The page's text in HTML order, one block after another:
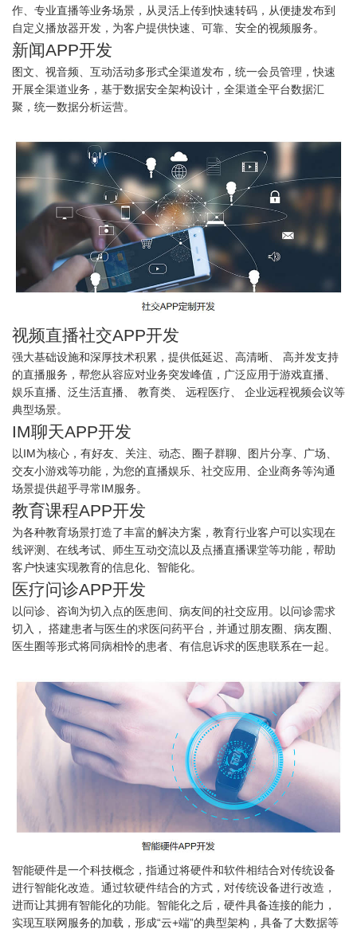
作、专业直播等业务场景，从灵活上传到快速转码，从便捷发布到
自定义播放器开发，为客户提供快速、可靠、安全的视频服务。
新闻APP开发
图文、视音频、互动活动多形式全渠道发布，统一会员管理，快速
开展全渠道业务，基于数据安全架构设计，全渠道全平台数据汇
聚，统一数据分析运营。
视频直播社交APP开发
强大基础设施和深厚技术积累，提供低延迟、高清晰、 高并发支持
的直播服务，帮您从容应对业务突发峰值，广泛应用于游戏直播、
娱乐直播、泛生活直播、 教育类、 远程医疗、 企业远程视频会议等
典型场景。
IM聊天APP开发
以IM为核心，有好友、关注、动态、圈子群聊、图片分享、广场、
交友小游戏等功能，为您的直播娱乐、社交应用、企业商务等沟通
场景提供超乎寻常IM服务。
教育课程APP开发
为各种教育场景打造了丰富的解决方案，教育行业客户可以实现在
线评测、在线考试、师生互动交流以及点播直播课堂等功能，帮助
客户快速实现教育的信息化、智能化。
医疗问诊APP开发
以问诊、咨询为切入点的医患间、病友间的社交应用。以问诊需求
切入， 搭建患者与医生的求医问药平台，并通过朋友圈、病友圈、
医生圈等形式将同病相怜的患者、有信息诉求的医患联系在一起。
智能硬件是一个科技概念，指通过将硬件和软件相结合对传统设备
进行智能化改造。通过软硬件结合的方式，对传统设备进行改造，
进而让其拥有智能化的功能。智能化之后，硬件具备连接的能力，
实现互联网服务的加载，形成“云+端”的典型架构，具备了大数据等